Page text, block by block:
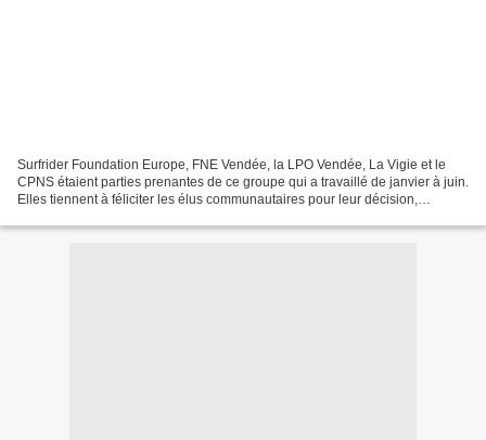
Surfrider Foundation Europe, FNE Vendée, la LPO Vendée, La Vigie et le
CPNS étaient parties prenantes de ce groupe qui a travaillé de janvier à juin.
Elles tiennent à féliciter les élus communautaires pour leur décision,